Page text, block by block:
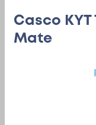
Casco KYT
Mate